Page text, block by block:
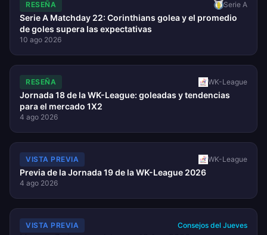
RESEÑA Serie A
Serie A Matchday 22: Corinthians golea y el promedio
de goles supera las expectativas
10 ago 2026
RESEÑA WK-League
Jornada 18 de la WK-League: goleadas y tendencias
para el mercado 1X2
4 ago 2026
VISTA PREVIA WK-League
Previa de la Jornada 19 de la WK-League 2026
4 ago 2026
VISTA PREVIA Consejos del Jueves